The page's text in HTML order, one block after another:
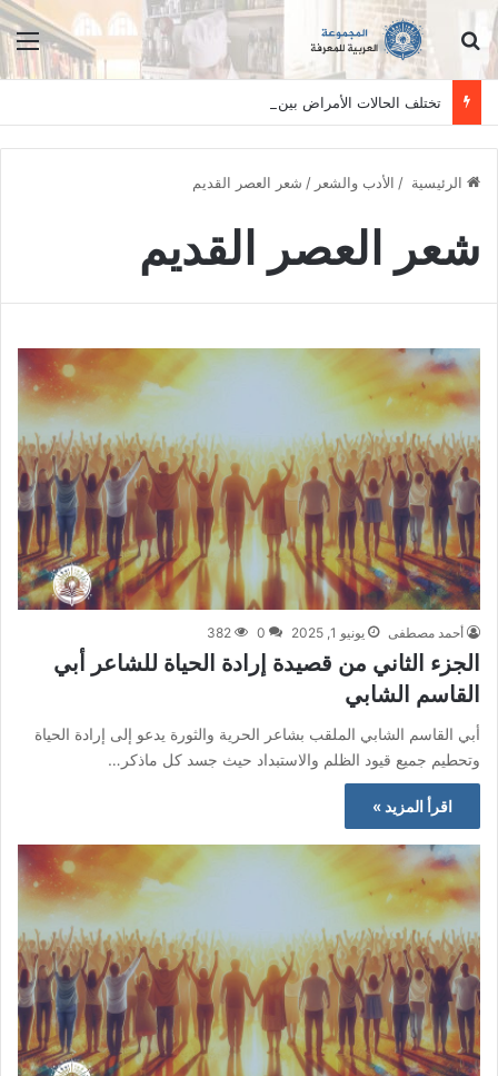
ابحث عن
الرئيسية / الأدب والشعر / شعر العصر القديم
شعر العصر القديم
أحمد مصطفى يونيو 1, 2025 0
382
الجزء الثاني من قصيدة إرادة الحياة للشاعر أبي
القاسم الشابي
أبي القاسم الشابي الملقب بشاعر الحرية والثورة يدعو إلى إرادة الحياة
وتحطيم جميع قيود الظلم والاستبداد حيث جسد كل ماذكر…
اقرأ المزيد »